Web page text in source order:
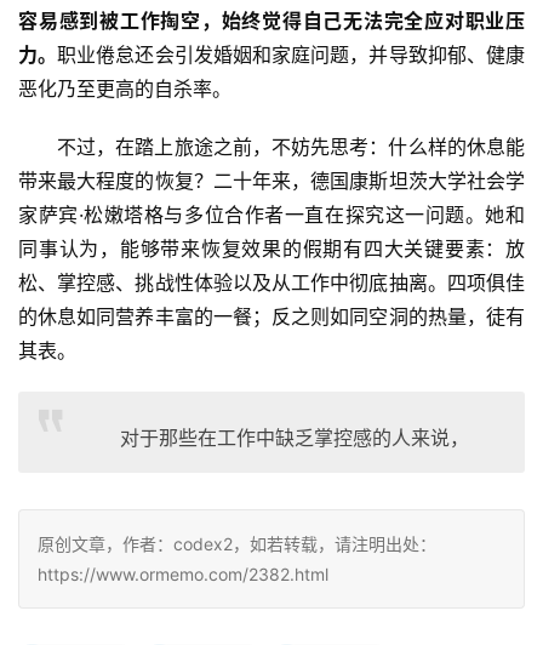
容易感到被工作掏空，始终觉得自己无法完全应对职业压
力。职业倦怠还会引发婚姻和家庭问题，并导致抑郁、健康
恶化乃至更高的自杀率。
不过，在踏上旅途之前，不妨先思考：什么样的休息能
带来最大程度的恢复？二十年来，德国康斯坦茨大学社会学
家萨宾·松嫩塔格与多位合作者一直在探究这一问题。她和
同事认为，能够带来恢复效果的假期有四大关键要素：放
松、掌控感、挑战性体验以及从工作中彻底抽离。四项俱佳
的休息如同营养丰富的一餐；反之则如同空洞的热量，徒有
其表。
对于那些在工作中缺乏掌控感的人来说，
原创文章，作者：codex2，如若转载，请注明出处：
https://www.ormemo.com/2382.html